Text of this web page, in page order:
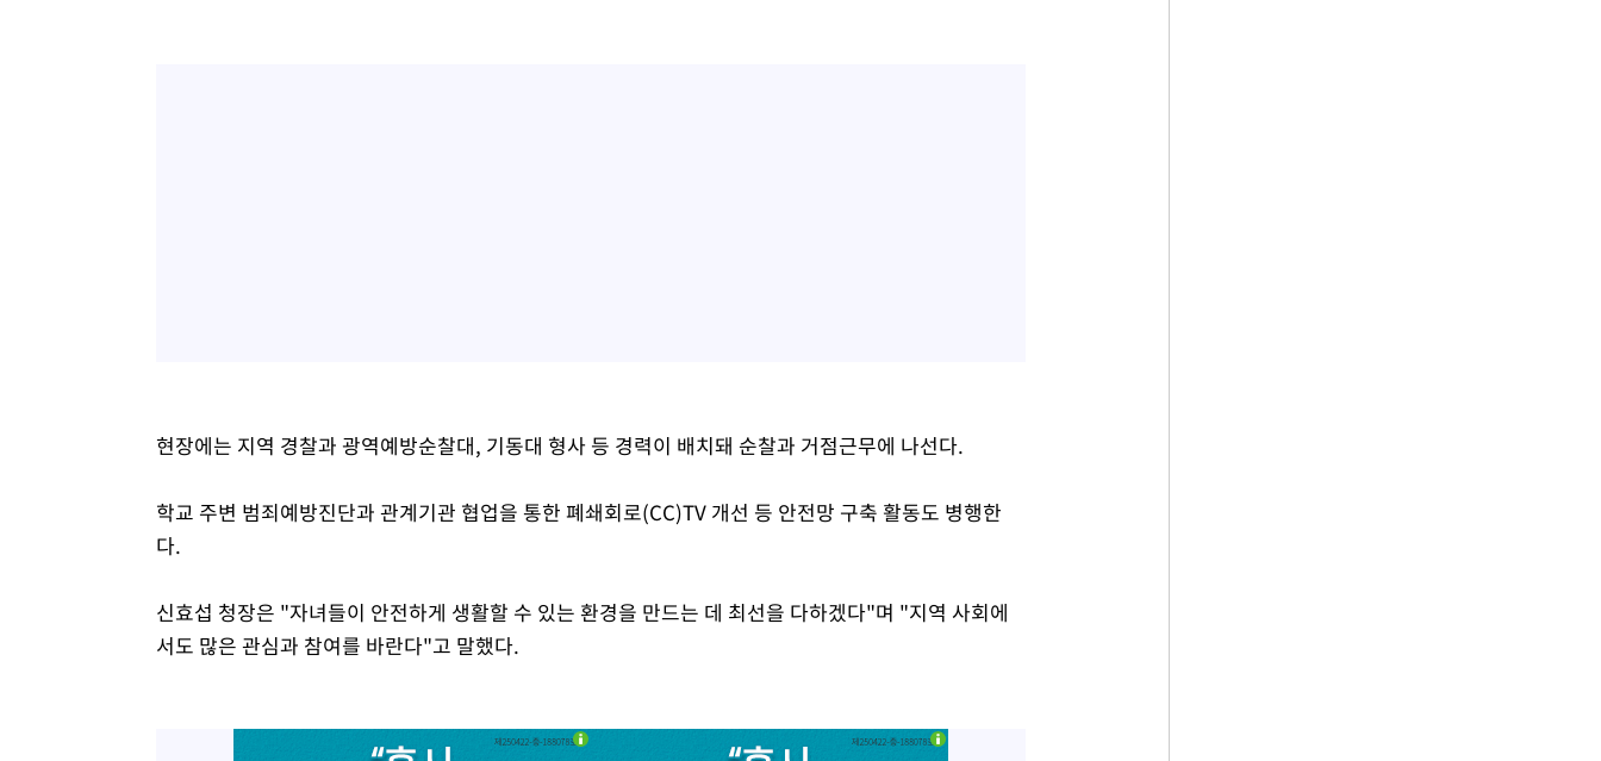
현장에는 지역 경찰과 광역예방순찰대, 기동대 형사 등 경력이 배치돼 순찰과 거점근무에 나선다.
학교 주변 범죄예방진단과 관계기관 협업을 통한 폐쇄회로(CC)TV 개선 등 안전망 구축 활동도 병행한
다.
신효섭 청장은 "자녀들이 안전하게 생활할 수 있는 환경을 만드는 데 최선을 다하겠다"며 "지역 사회에
서도 많은 관심과 참여를 바란다"고 말했다.